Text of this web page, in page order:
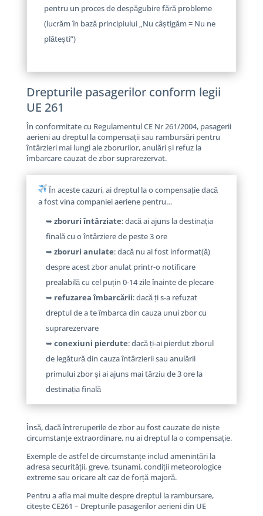
pentru un proces de despăgubire fără probleme
(lucrăm în bază principiului „Nu câștigăm = Nu ne
plătești”)
Drepturile pasagerilor conform legii
UE 261
În conformitate cu Regulamentul CE Nr 261/2004, pasagerii
aerieni au dreptul la compensații sau rambursări pentru
întârzieri mai lungi ale zborurilor, anulări și refuz la
îmbarcare cauzat de zbor suprarezervat.
În aceste cazuri, ai dreptul la o compensație dacă
a fost vina companiei aeriene pentru…
➥ zboruri întârziate: dacă ai ajuns la destinația
finală cu o întârziere de peste 3 ore
➥ zboruri anulate: dacă nu ai fost informat(ă)
despre acest zbor anulat printr-o notificare
prealabilă cu cel puțin 0-14 zile înainte de plecare
➥ refuzarea îmbarcării: dacă ți s-a refuzat
dreptul de a te îmbarca din cauza unui zbor cu
suprarezervare
➥ conexiuni pierdute: dacă ți-ai pierdut zborul
de legătură din cauza întârzierii sau anulării
primului zbor și ai ajuns mai târziu de 3 ore la
destinația finală
Însă, dacă întreruperile de zbor au fost cauzate de niște
circumstanțe extraordinare, nu ai dreptul la o compensație.
Exemple de astfel de circumstanțe includ amenințări la
adresa securității, greve, tsunami, condiții meteorologice
extreme sau oricare alt caz de forță majoră.
Pentru a afla mai multe despre dreptul la rambursare,
citește CE261 – Drepturile pasagerilor aerieni din UE